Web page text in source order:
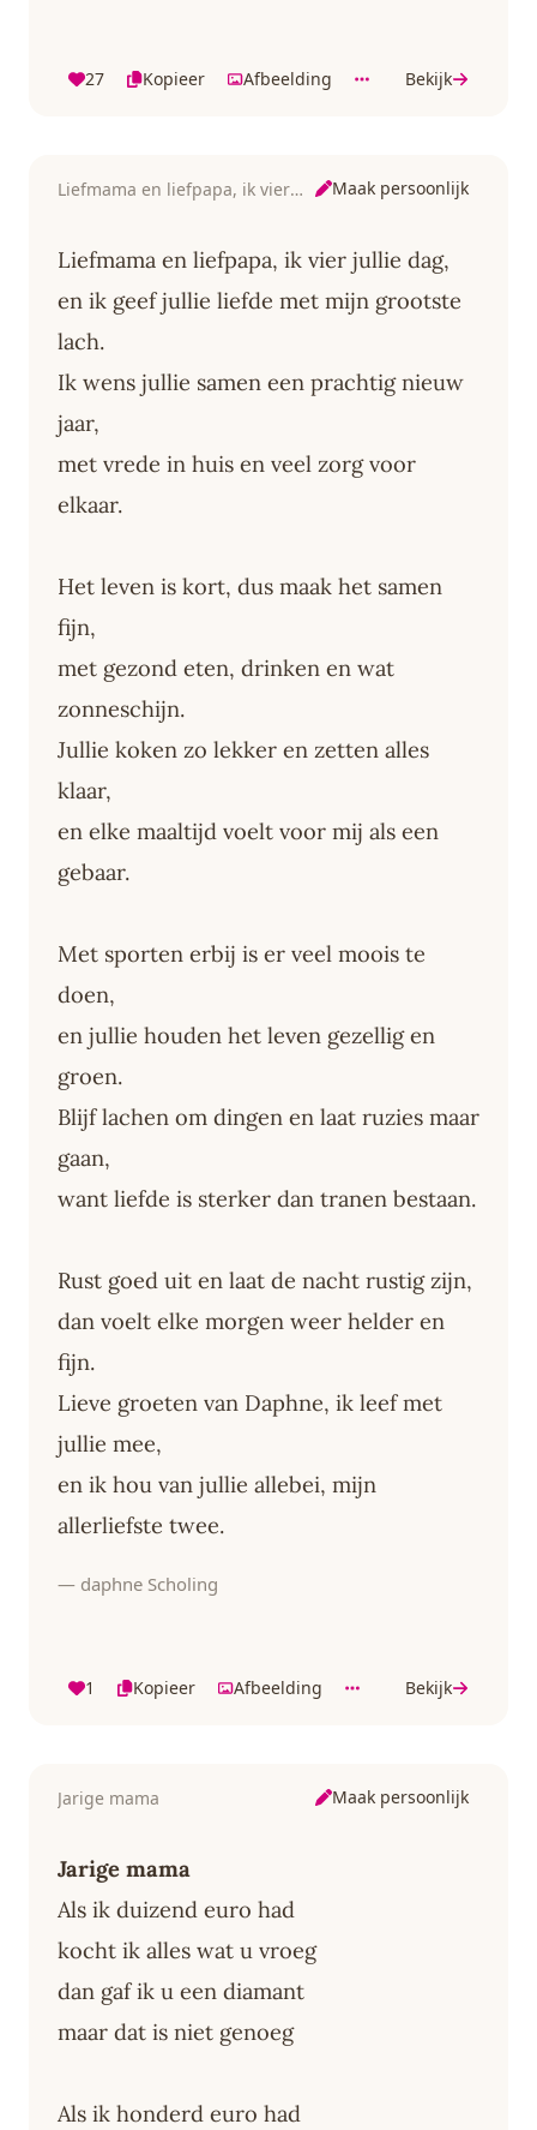
27 Kopieer Afbeelding Bekijk
Liefmama en liefpapa, ik vier jullie dag Maak persoonlijk
Liefmama en liefpapa, ik vier jullie dag,
en ik geef jullie liefde met mijn grootste
lach.
Ik wens jullie samen een prachtig nieuw
jaar,
met vrede in huis en veel zorg voor
elkaar.
Het leven is kort, dus maak het samen
fijn,
met gezond eten, drinken en wat
zonneschijn.
Jullie koken zo lekker en zetten alles
klaar,
en elke maaltijd voelt voor mij als een
gebaar.
Met sporten erbij is er veel moois te
doen,
en jullie houden het leven gezellig en
groen.
Blijf lachen om dingen en laat ruzies maar
gaan,
want liefde is sterker dan tranen bestaan.
Rust goed uit en laat de nacht rustig zijn,
dan voelt elke morgen weer helder en
fijn.
Lieve groeten van Daphne, ik leef met
jullie mee,
en ik hou van jullie allebei, mijn
allerliefste twee.
— daphne Scholing
1 Kopieer Afbeelding Bekijk
Jarige mama Maak persoonlijk
Jarige mama
Als ik duizend euro had
kocht ik alles wat u vroeg
dan gaf ik u een diamant
maar dat is niet genoeg
Als ik honderd euro had